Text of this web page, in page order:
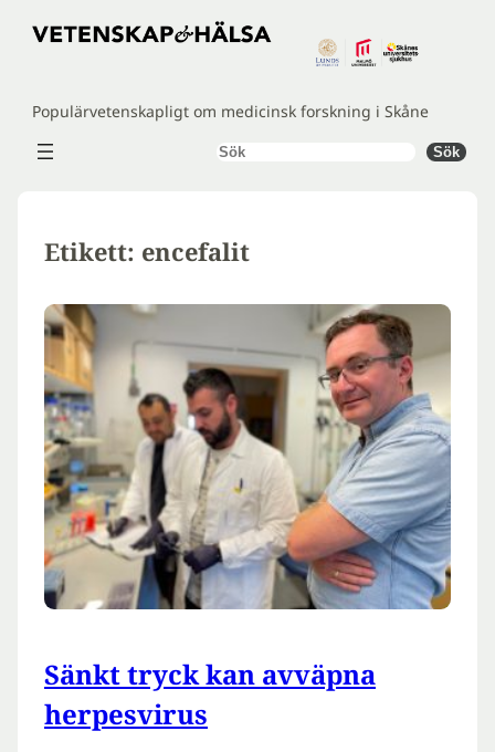
Hoppa
Populärvetenskapligt om medicinsk forskning i Skåne
Sök Sök
Etikett: encefalit
Sänkt tryck kan avväpna
herpesvirus